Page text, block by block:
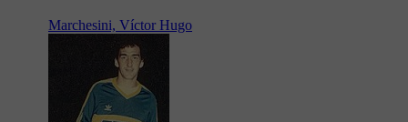
Marchesini, Víctor Hugo